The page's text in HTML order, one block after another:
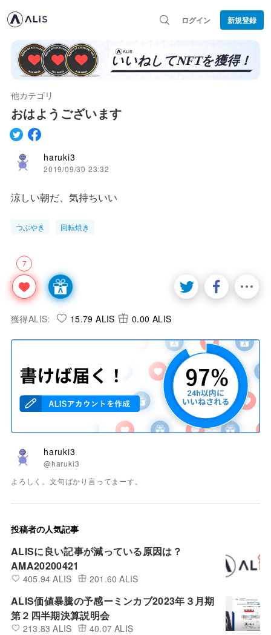
ログイン 新規登録
他カテゴリ
おはようございます
haruki3
2019/09/30 23:32
涼しい朝だ、気持ちいい
つぶやき 回転焼き
7
獲得ALIS: 15.79 ALIS 0.00 ALIS
haruki3
@haruki3
よろしく。文句ばかり言ってまーす。
投稿者の人気記事
ALISに良い記事が減っている原因は？
AMA20200421
405.94 ALIS 201.60 ALIS
ALIS価値暴騰の予感ーミンカブ2023年３月期
第２四半期決算説明会
213.83 ALIS 40.07 ALIS